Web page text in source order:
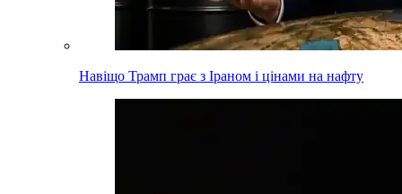
Навіщо Трамп грає з Іраном і цінами на нафту